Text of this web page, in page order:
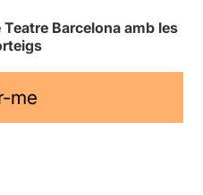
Barcelona amb les
me